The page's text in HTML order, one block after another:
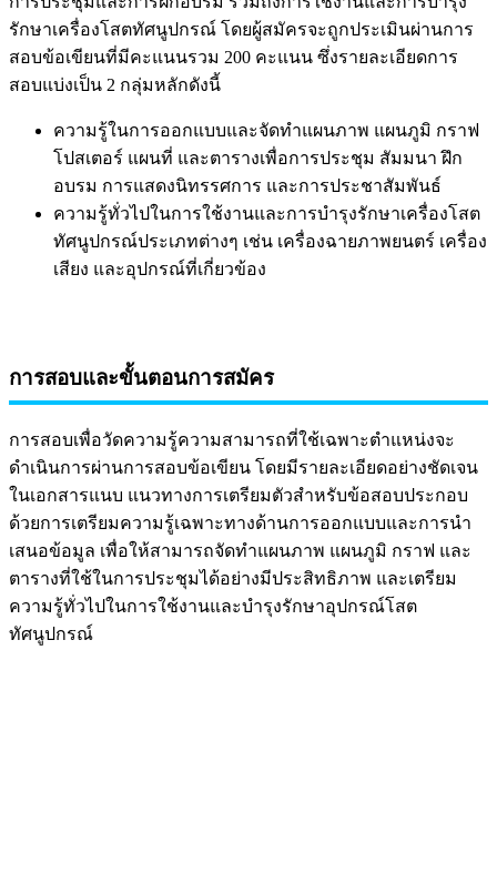
รักษาเครื่องโสตทัศนูปกรณ์ โดยผู้สมัครจะถูกประเมินผ่านการ
สอบข้อเขียนที่มีคะแนนรวม 200 คะแนน ซึ่งรายละเอียดการ
สอบแบ่งเป็น 2 กลุ่มหลักดังนี้
ความรู้ในการออกแบบและจัดทำแผนภาพ แผนภูมิ กราฟ
โปสเตอร์ แผนที่ และตารางเพื่อการประชุม สัมมนา ฝึก
อบรม การแสดงนิทรรศการ และการประชาสัมพันธ์
ความรู้ทั่วไปในการใช้งานและการบำรุงรักษาเครื่องโสต
ทัศนูปกรณ์ประเภทต่างๆ เช่น เครื่องฉายภาพยนตร์ เครื่อง
เสียง และอุปกรณ์ที่เกี่ยวข้อง
การสอบและขั้นตอนการสมัคร
การสอบเพื่อวัดความรู้ความสามารถที่ใช้เฉพาะตำแหน่งจะ
ดำเนินการผ่านการสอบข้อเขียน โดยมีรายละเอียดอย่างชัดเจน
ในเอกสารแนบ แนวทางการเตรียมตัวสำหรับข้อสอบประกอบ
ด้วยการเตรียมความรู้เฉพาะทางด้านการออกแบบและการนำ
เสนอข้อมูล เพื่อให้สามารถจัดทำแผนภาพ แผนภูมิ กราฟ และ
ตารางที่ใช้ในการประชุมได้อย่างมีประสิทธิภาพ และเตรียม
ความรู้ทั่วไปในการใช้งานและบำรุงรักษาอุปกรณ์โสต
ทัศนูปกรณ์